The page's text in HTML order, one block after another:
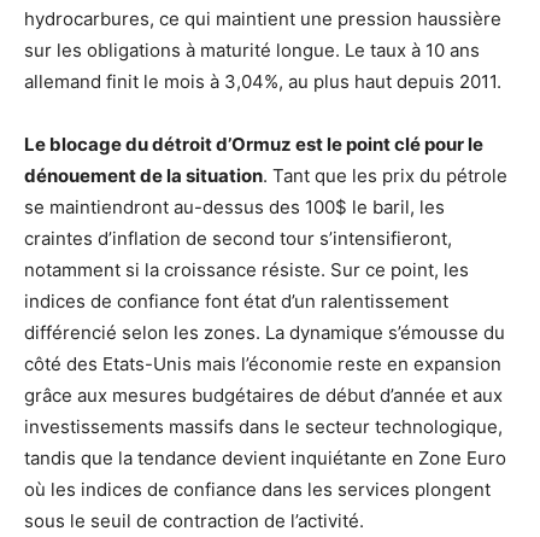
hydrocarbures, ce qui maintient une pression haussière
sur les obligations à maturité longue. Le taux à 10 ans
allemand finit le mois à 3,04%, au plus haut depuis 2011.
Le blocage du détroit d’Ormuz est le point clé pour le
dénouement de la situation. Tant que les prix du pétrole
se maintiendront au-dessus des 100$ le baril, les
craintes d’inflation de second tour s’intensifieront,
notamment si la croissance résiste. Sur ce point, les
indices de confiance font état d’un ralentissement
différencié selon les zones. La dynamique s’émousse du
côté des Etats-Unis mais l’économie reste en expansion
grâce aux mesures budgétaires de début d’année et aux
investissements massifs dans le secteur technologique,
tandis que la tendance devient inquiétante en Zone Euro
où les indices de confiance dans les services plongent
sous le seuil de contraction de l’activité.